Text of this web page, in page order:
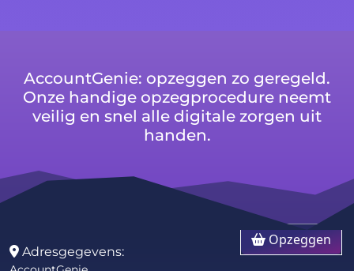
Opzeggen
AccountGenie: opzeggen zo geregeld.
Onze handige opzegprocedure neemt
veilig en snel alle digitale zorgen uit
handen.
Adresgegevens: